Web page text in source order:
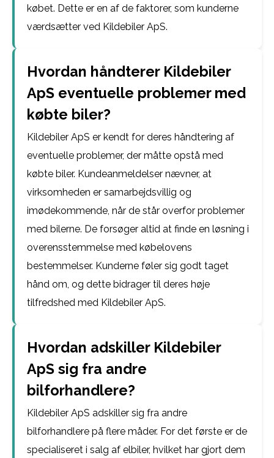
købet. Dette er en af de faktorer, som kunderne
værdsætter ved Kildebiler ApS.
Hvordan håndterer Kildebiler
ApS eventuelle problemer med
købte biler?
Kildebiler ApS er kendt for deres håndtering af
eventuelle problemer, der måtte opstå med
købte biler. Kundeanmeldelser nævner, at
virksomheden er samarbejdsvillig og
imødekommende, når de står overfor problemer
med bilerne. De forsøger altid at finde en løsning i
overensstemmelse med købelovens
bestemmelser. Kunderne føler sig godt taget
hånd om, og dette bidrager til deres høje
tilfredshed med Kildebiler ApS.
Hvordan adskiller Kildebiler
ApS sig fra andre
bilforhandlere?
Kildebiler ApS adskiller sig fra andre
bilforhandlere på flere måder. For det første er de
specialiseret i salg af elbiler, hvilket har gjort dem